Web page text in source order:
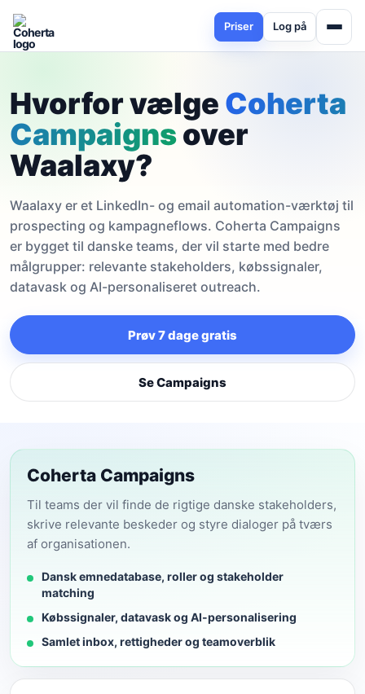
Priser Log på
Hvorfor vælge Coherta
Campaignsover
Waalaxy?
Waalaxy er et LinkedIn- og email automation-værktøj til
prospecting og kampagneflows. Coherta Campaigns
er bygget til danske teams, der vil starte med bedre
målgrupper: relevante stakeholders, købssignaler,
datavask og AI-personaliseret outreach.
Prøv 7 dage gratis
Se Campaigns
Coherta Campaigns
Til teams der vil finde de rigtige danske stakeholders,
skrive relevante beskeder og styre dialoger på tværs
af organisationen.
Dansk emnedatabase, roller og stakeholder
matching
Købssignaler, datavask og AI-personalisering
Samlet inbox, rettigheder og teamoverblik